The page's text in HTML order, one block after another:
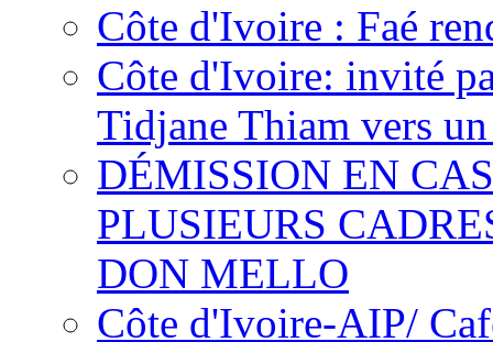
Côte d'Ivoire : Faé
Côte d'Ivoire: invité
Tidjane Thiam vers
DÉMISSION EN
PLUSIEURS
DON MELLO
Côte d'Ivoire-AIP/